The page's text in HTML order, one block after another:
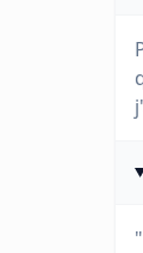
"الصبر، يا جندب"، قالت مايا. "الأشياء الجيدة تأتي لمن ينتظر." "لطالما ظننت أنها 'الأشياء الجيدة تأتي لمن يؤدي